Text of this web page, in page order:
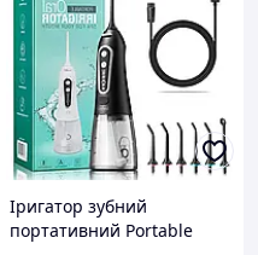
Іригатор зубний
портативний Portable